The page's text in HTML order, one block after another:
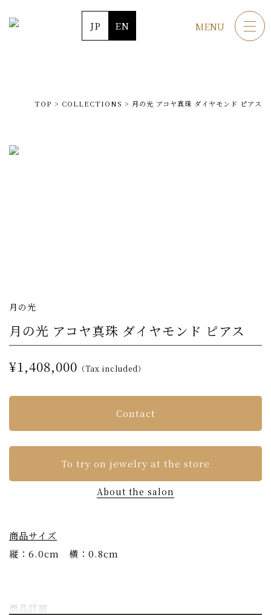
JP EN MENU
TOP > COLLECTIONS > 月の光 アコヤ真珠 ダイヤモンド ピアス
月の光
月の光 アコヤ真珠 ダイヤモンド ピアス
¥1,408,000 （Tax included）
Contact
To try on jewelry at the store
About the salon
商品サイズ
縦：6.0cm 横：0.8cm
商品詳細